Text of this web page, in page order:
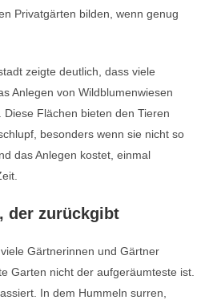
Privatgärten bilden, wenn genug
zeigte deutlich, dass viele
Anlegen von Wildblumenwiesen
Flächen bieten den Tieren
besonders wenn sie nicht so
das Anlegen kostet, einmal
der zurückgibt
Gärtnerinnen und Gärtner
Garten nicht der aufgeräumteste ist.
In dem Hummeln surren,